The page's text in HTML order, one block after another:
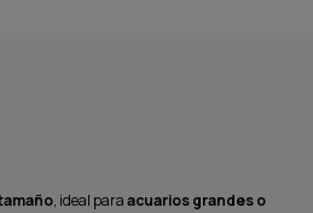
, ideal paraacuarios grandes o